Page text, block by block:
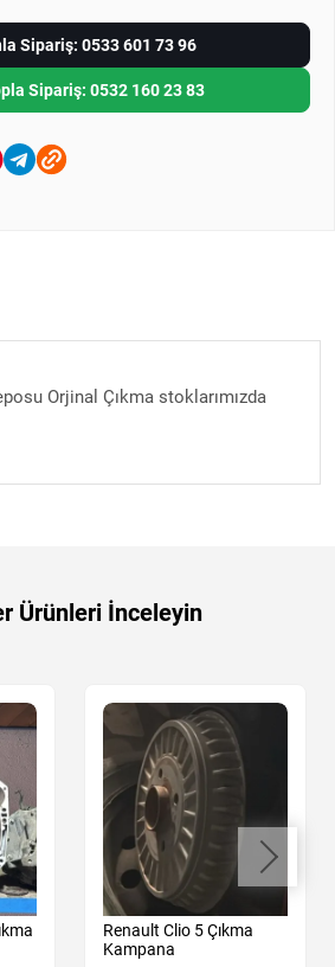
Sipariş: 0533 601 73 96
Sipariş: 0532 160 23 83
Orjinal Çıkma stoklarımızda
Ürünleri İnceleyin
Renault Clio 5 Çıkma
Kampana